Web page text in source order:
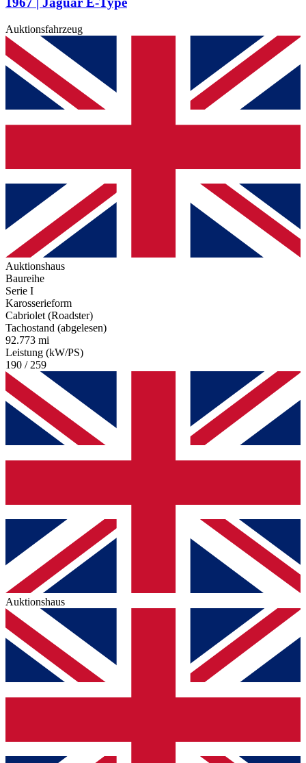
Auktionsfahrzeug
Auktionshaus
Baureihe
Serie I
Karosserieform
Cabriolet (Roadster)
Tachostand (abgelesen)
92.773 mi
Leistung (kW/PS)
190 / 259
Auktionshaus